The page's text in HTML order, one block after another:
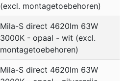
(excl. montagetoebehoren)
Mila-S direct 4620lm 63W
3000K - opaal - wit (excl.
montagetoebehoren)
Mila-S direct 4620lm 63W